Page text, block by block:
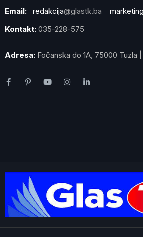
Email: redakcija@glastk.ba marketing
Kontakt: 035-228-575
Adresa: Fočanska do 1A, 75000 Tuzla